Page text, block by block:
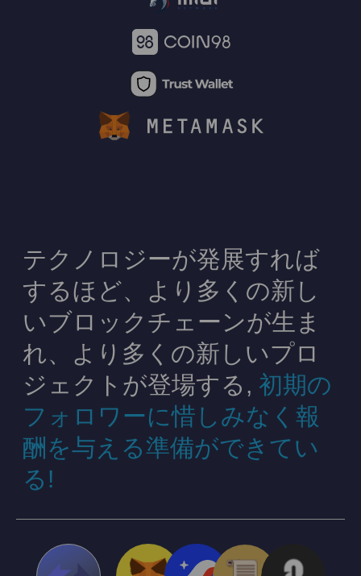
テクノロジーが発展すれば
するほど、より多くの新し
いブロックチェーンが生ま
れ、より多くの新しいプロ
ジェクトが登場する, 初期の
フォロワーに惜しみなく報
酬を与える準備ができてい
る!